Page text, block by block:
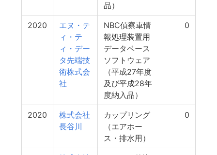
品）
2020
エヌ・テ
ィ・テ
ィ・デー
タ先端技
術株式会
社
NBC偵察車情
報処理装置用
データベース
ソフトウェア
（平成27年度
及び平成28年
度納入品）
0
2020
株式会社
長谷川
カップリング
（エアホー
ス・排水用）
0